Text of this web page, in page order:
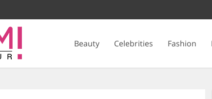
Beauty Celebrities Fashion